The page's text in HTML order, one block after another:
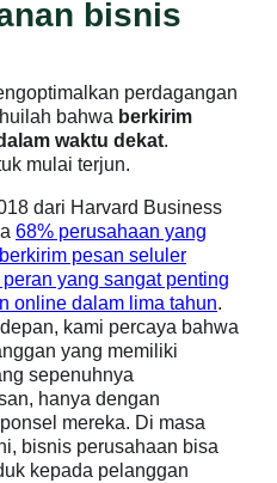
bisnis
perdagangan
bahwa berkirim
waktu dekat.
mulai terjun.
dari Harvard Business
68% perusahaan yang
pesan seluler
yang sangat penting
online dalam lima tahun.
kami percaya bahwa
yang memiliki
sepenuhnya
hanya dengan
mereka. Di masa
bisnis perusahaan bisa
kepada pelanggan